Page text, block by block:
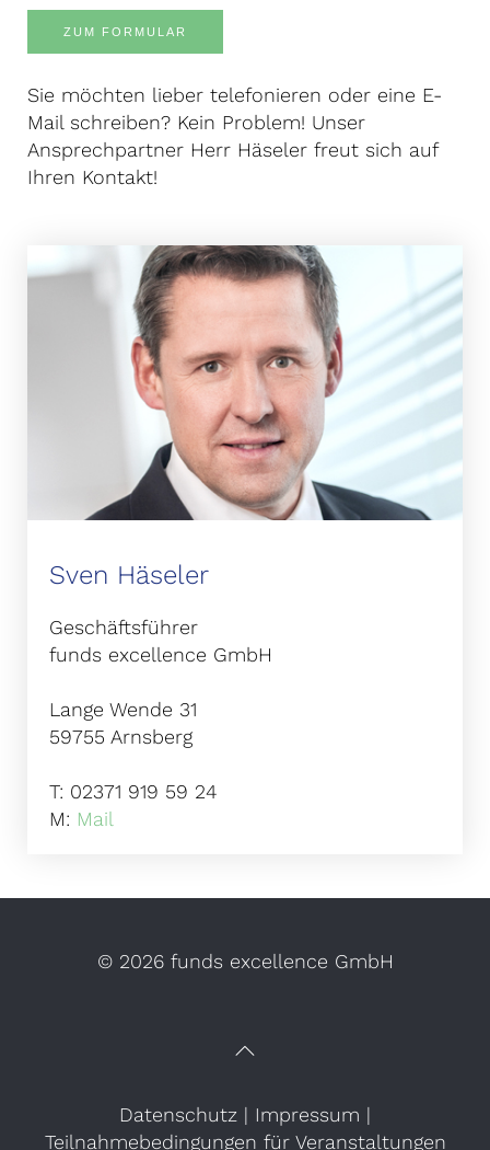
ZUM FORMULAR
Sie möchten lieber telefonieren oder eine E-
Mail schreiben? Kein Problem! Unser
Ansprechpartner Herr Häseler freut sich auf
Ihren Kontakt!
Sven Häseler
Geschäftsführer
funds excellence GmbH
Lange Wende 31
59755 Arnsberg
T: 02371 919 59 24
M: Mail
© 2026 funds excellence GmbH
Datenschutz | Impressum |
Teilnahmebedingungen für Veranstaltungen